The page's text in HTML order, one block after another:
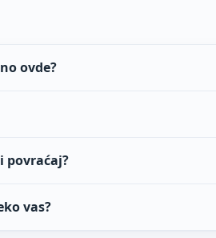
ovde?
povraćaj?
vas?